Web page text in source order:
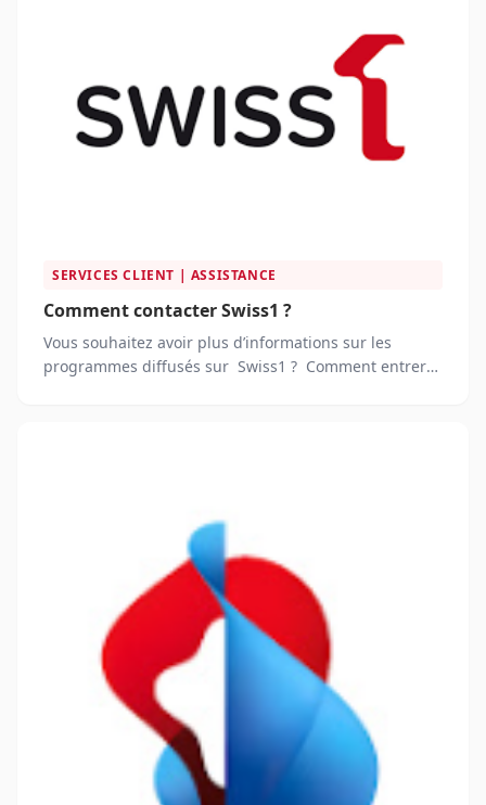
SERVICES CLIENT | ASSISTANCE
Comment contacter Swiss1 ?
Vous souhaitez avoir plus d’informations sur les
programmes diffusés sur Swiss1 ? Comment entrer